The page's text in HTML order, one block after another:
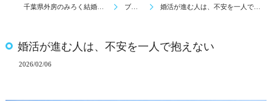
千葉県外房のみろく結婚相談所 ブログ 婚活が進む人は、不安を一人で抱えない
婚活が進む人は、不安を一人で抱えない
2026/02/06